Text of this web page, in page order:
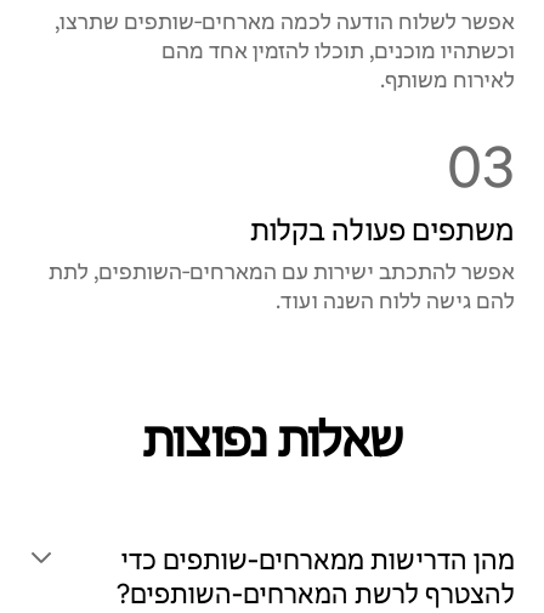
אפשר לשלוח הודעה לכמה מארחים‑שותפים שתרצו,
וכשתהיו מוכנים, תוכלו להזמין אחד מהם
לאירוח משותף.
03
משתפים פעולה בקלות
אפשר להתכתב ישירות עם המארחים‑השותפים, לתת
להם גישה ללוח השנה ועוד.
שאלות נפוצות
מהן הדרישות ממארחים‑שותפים כדי
להצטרף לרשת המארחים‑השותפים?